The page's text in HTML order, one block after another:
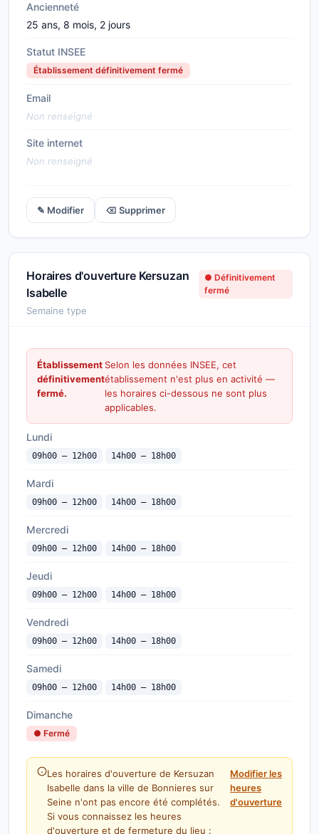
Ancienneté
25 ans, 8 mois, 2 jours
Statut INSEE
Établissement définitivement fermé
Email
Non renseigné
Site internet
Non renseigné
✎ Modifier ⌫ Supprimer
Horaires d'ouverture Kersuzan
Isabelle
● Définitivement
fermé
Semaine type
Établissement
définitivement
fermé.
Selon les données INSEE, cet
établissement n'est plus en activité —
les horaires ci-dessous ne sont plus
applicables.
Lundi
09h00 — 12h00 14h00 — 18h00
Mardi
09h00 — 12h00 14h00 — 18h00
Mercredi
09h00 — 12h00 14h00 — 18h00
Jeudi
09h00 — 12h00 14h00 — 18h00
Vendredi
09h00 — 12h00 14h00 — 18h00
Samedi
09h00 — 12h00 14h00 — 18h00
Dimanche
● Fermé
Les horaires d'ouverture de Kersuzan
Isabelle dans la ville de Bonnieres sur
Seine n'ont pas encore été complétés.
Si vous connaissez les heures
d'ouverture et de fermeture du lieu :
Modifier les
heures
d'ouverture